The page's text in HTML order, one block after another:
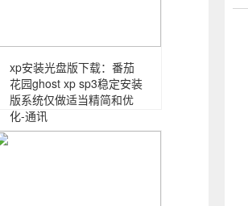
xp安装光盘版下载：番茄
花园ghost xp sp3稳定安装
版系统仅做适当精简和优
化-通讯